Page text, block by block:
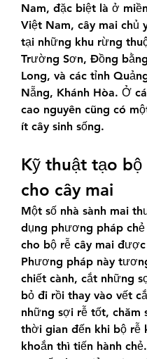
Nam, đặc biệt là ở
Việt Nam, cây mai chủ
tại những khu rừng
Trường Sơn, Đồng
Long, và các tỉnh
Nẵng, Khánh Hòa. Ở
cao nguyên cũng có
ít cây sinh sống.
Kỹ thuật tạo bộ
cho cây mai
Một số nhà sành mai
dụng phương pháp
cho bộ rễ cây mai
Phương pháp này
chiết cành, cắt những
bỏ đi rồi thay vào vết
những sợi rễ tốt, chăm
thời gian đến khi bộ rễ
khoắn thì tiến hành